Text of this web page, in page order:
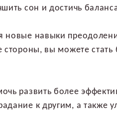
сон и достичь
новые навыки
вы можете стать
развить более
к другим, а также